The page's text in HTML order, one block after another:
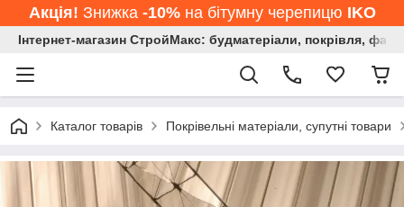
Акція! Знижка -10%на бітумну черепицю IKO
Інтернет-магазин СтройМакс: будматеріали, покрівля,
Каталог товарів Покрівельні матеріали, супутні товари